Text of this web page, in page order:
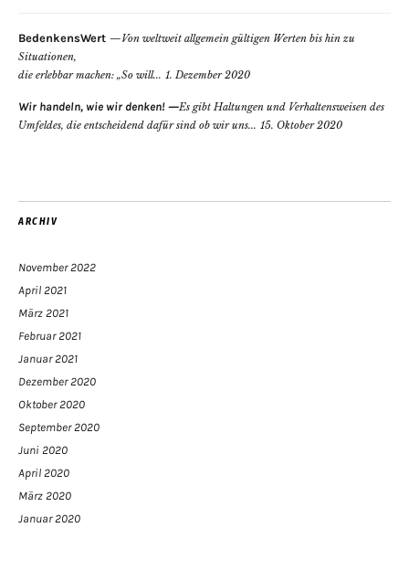
BedenkensWert
Von weltweit allgemein gültigen Werten bis hin zu
Situationen,
die erlebbar machen: „So will... 1. Dezember 2020
Wir handeln, wie wir denken!
Es gibt Haltungen und Verhaltensweisen des
Umfeldes, die entscheidend dafür sind ob wir uns... 15. Oktober 2020
ARCHIV
November 2022
April 2021
März 2021
Februar 2021
Januar 2021
Dezember 2020
Oktober 2020
September 2020
Juni 2020
April 2020
März 2020
Januar 2020